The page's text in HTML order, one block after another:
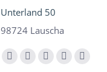
Unterland 50
98724 Lauscha
Finden Sie uns auf:
Facebook
YouTubeInstagram
E-